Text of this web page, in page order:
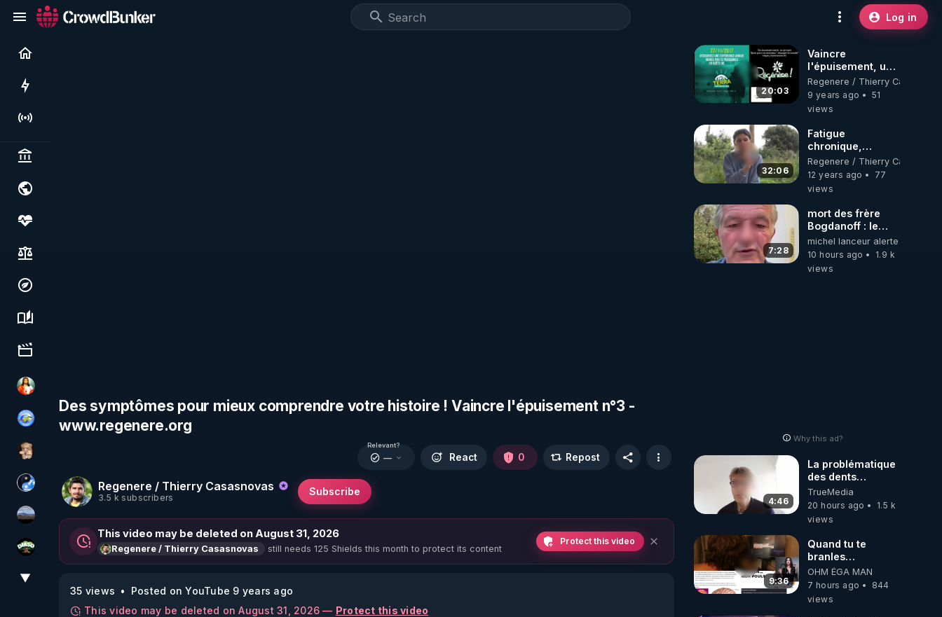
Log in
Politics & institutions
Society, justice & freedoms
Economy, environment & technology
Science, history & spirituality
Culture, media & entertainment
L'autre son de cloche
Tonton Posture Débrief
DataCenter
Chercheur de vérité
michel lanceur alerte
DMSO pour TOUS
▼
Des symptômes pour mieux comprendre votre histoire ! Vaincre l'épuisement n°3 -
www.regenere.org
Regenere / Thierry Casasnovas
3.5 k subscribers
Subscribe
Relevant?
— React 0 Repost
This video may be deleted on August 31, 2026
Regenere / Thierry Casasnovas still needs 125 Shields this month to protect its content
Protect this video
35 views
Posted on YouTube 9 years ago
This video may be deleted on August 31, 2026 — Protect this video
20:03
Vaincre
l'épuisement, un
plan radical en 20
minutes ! -
www.regenere.org
Regenere / Thierry
9 years ago
51
views
32:06
Fatigue
chronique,
épuisement : 3
hypoglycémie,
diabète et
www.regenere.org
Regenere / Thierry
12 years ago
77
views
7:28
mort des frère
Bogdanoff : le
mensonge d état
michel lanceur alerte
10 hours ago
1.9 k
views
Why this ad?
4:46
La problématique
des dents
dévitalisées et
des implants
TrueMedia
20 hours ago
1.5 k
views
9:36
Quand tu te
branles
bonhomme tu
émets des ondes
ils ont juste omis
OHM ÉGA MAN
7 hours ago
844
views